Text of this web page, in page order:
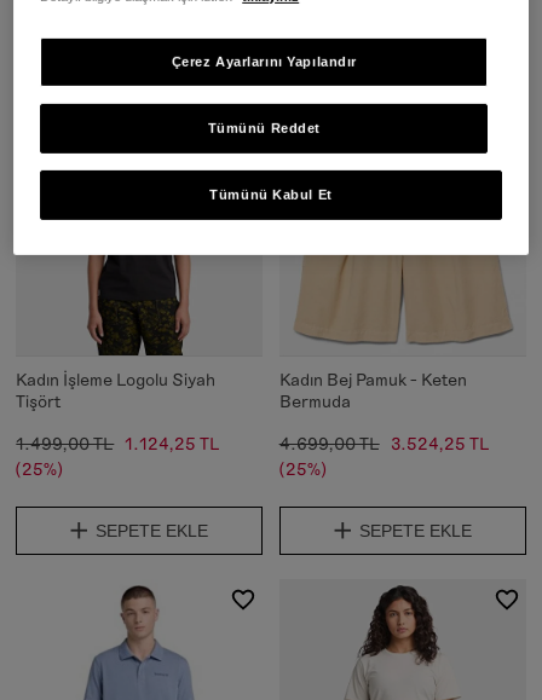
SEPETE EKLE
Kadın İşleme Logolu Siyah
Tişört
1.499,00 TL 1.124,25 TL
(25%)
SEPETE EKLE
Kadın Bej Pamuk - Keten
Bermuda
4.699,00 TL
3.524,25 TL
(25%)
SEPETE EKLE
Tümünü Reddet
Tümünü Kabul Et
Çerez Ayarlarını Yapılandır